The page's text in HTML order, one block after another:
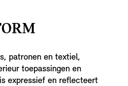
patronen en textiel,
toepassingen en
expressief en reflecteert